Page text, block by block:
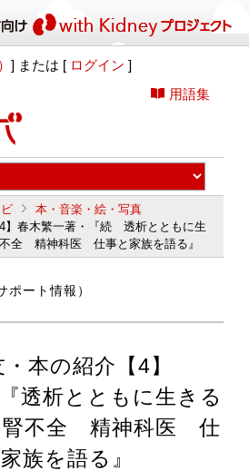
] または [ ログイン ]
用語集
本・音楽・絵・写真
】春木繁一著・『続 透析とともに生
全 精神科医 仕事と家族を語る』
ポート情報）
本の紹介【4】
透析とともに生きる
腎不全 精神科医 仕
族を語る』